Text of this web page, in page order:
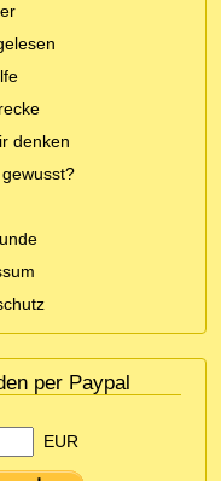
denken
per Paypal
EUR